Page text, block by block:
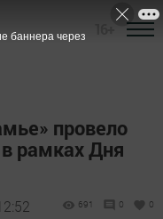
провело
рамках Дня
691 0 0
баннера через